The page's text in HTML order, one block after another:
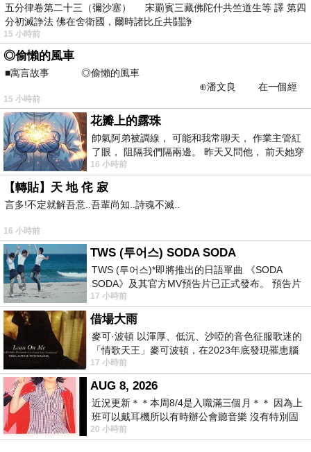
五分律卷第二十三（彌沙塞） 宋罽賓三藏佛陀什共竺道生等 譯 第四
分初滅諍法 佛在舍衛國，爾時諸比丘共鬪諍
15 小時前
◎偷懶的風車
■寓言故事 ◎偷懶的風車
⊕潘文良 在一個經
常颳風的山丘上—&m
15 小時前
花瓣上的露珠
帥氣阿弟被調線， 可能和我常聊天， 作業主管紅
了眼， 阻隔我們隔兩邊。 昨天又問他， 前天她穿
什麼顏色衣服， 不經
16 小時前
【轉貼】天 地 侘 寂
言多!不定就解吾意..吾輩尚知..詩魂不滅..
16 小時前
TWS (투어스) SODA SODA
TWS (투어스)*即將推出的日語單曲 《SODA
SODA》及其官方MV預告片已正式發布。 預告片
一經發布， 就引發了粉絲們對這次夏季回
17 小時前
借場大雨
麥可·波頓 以渾厚、低沉、沙啞的音色征服歌迷的
「情歌天王」麥可波頓，在2023年底發現罹患腦
瘤「祈禱早日康復，一切都好」。
17 小時前
AUG 8, 2026
近況更新＊＊本周8/4是入職滿三個月＊＊ 因為上
班可以戴耳機所以有時辦公會聽音樂 沒有特別固
定哪天但就是一周某一天會固定聽'90
20 小時前